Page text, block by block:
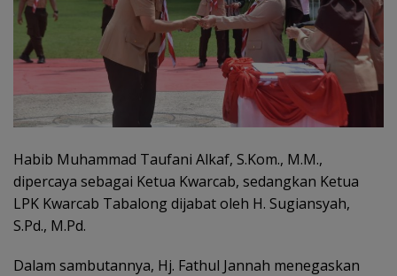
Habib Muhammad Taufani Alkaf, S.Kom., M.M.,
dipercaya sebagai Ketua Kwarcab, sedangkan Ketua
LPK Kwarcab Tabalong dijabat oleh H. Sugiansyah,
S.Pd., M.Pd.
Dalam sambutannya, Hj. Fathul Jannah menegaskan